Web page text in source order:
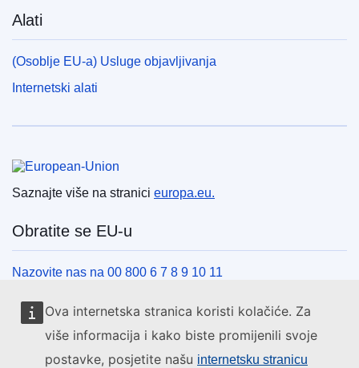
Ova internetska stranica koristi kolačiće. Za
više informacija i kako biste promijenili svoje
postavke, posjetite našu internetsku stranicu
Alati
(Osoblje EU-a) Usluge objavljivanja
Internetski alati
Saznajte više na stranici europa.eu.
Obratite se EU-u
Nazovite nas na 00 800 6 7 8 9 10 11
Uspostavite telefonsku vezu na drugi način
Pišite nam služeći se našim obrascem za kontakt
Upoznajte nas u jednom od centara EU-a